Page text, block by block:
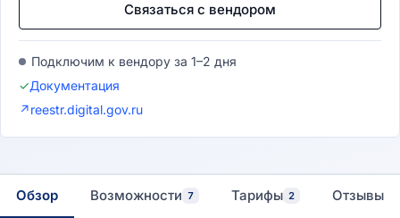
Связаться с вендором
Подключим к вендору за 1–2 дня
✓Документация
↗reestr.digital.gov.ru
Обзор Возможности 7 Тарифы 2 Отзывы